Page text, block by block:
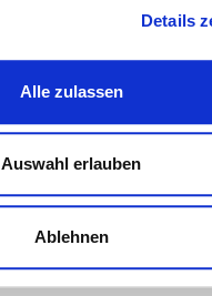
Details
Alle zulassen
Auswahl erlauben
Ablehnen